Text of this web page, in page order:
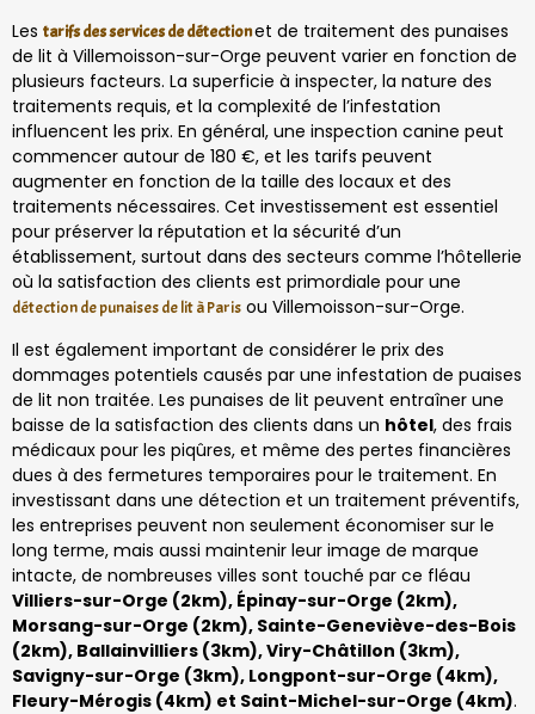
Les tarifs des services de détectionet de traitement des punaises
de lit à Villemoisson-sur-Orge peuvent varier en fonction de
plusieurs facteurs. La superficie à inspecter, la nature des
traitements requis, et la complexité de l’infestation
influencent les prix. En général, une inspection canine peut
commencer autour de 180 €, et les tarifs peuvent
augmenter en fonction de la taille des locaux et des
traitements nécessaires. Cet investissement est essentiel
pour préserver la réputation et la sécurité d’un
établissement, surtout dans des secteurs comme l’hôtellerie
où la satisfaction des clients est primordiale pour une
détection de punaises de lit à Paris ou Villemoisson-sur-Orge.
Il est également important de considérer le prix des
dommages potentiels causés par une infestation de puaises
de lit non traitée. Les punaises de lit peuvent entraîner une
baisse de la satisfaction des clients dans un hôtel, des frais
médicaux pour les piqûres, et même des pertes financières
dues à des fermetures temporaires pour le traitement. En
investissant dans une détection et un traitement préventifs,
les entreprises peuvent non seulement économiser sur le
long terme, mais aussi maintenir leur image de marque
intacte, de nombreuses villes sont touché par ce fléau
Villiers-sur-Orge (2km), Épinay-sur-Orge (2km),
Morsang-sur-Orge (2km), Sainte-Geneviève-des-Bois
(2km), Ballainvilliers (3km), Viry-Châtillon (3km),
Savigny-sur-Orge (3km), Longpont-sur-Orge (4km),
Fleury-Mérogis (4km) et Saint-Michel-sur-Orge (4km).